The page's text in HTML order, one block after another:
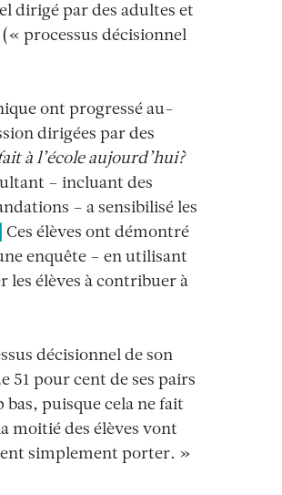
dirigé par des adultes et
processus décisionnel
ont progressé au-
dirigées par des
à l’école aujourd’hui?
– incluant des
– a sensibilisé les
Ces élèves ont démontré
enquête – en utilisant
les élèves à contribuer à
décisionnel de son
51 pour cent de ses pairs
puisque cela ne fait
moitié des élèves vont
simplement porter. »